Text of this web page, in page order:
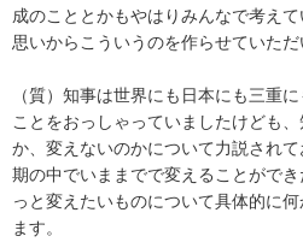
成のこととかもやはりみんなで考え
思いからこういうのを作らせていただ
（質）知事は世界にも日本にも三重
ことをおっしゃっていましたけども
か、変えないのかについて力説され
期の中でいままでで変えることがで
っと変えたいものについて具体的に
ます。